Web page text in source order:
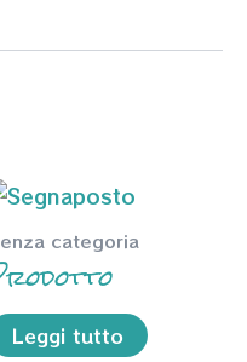
categoria
Leggi tutto